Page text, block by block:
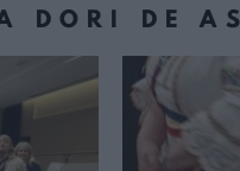
DORI DE